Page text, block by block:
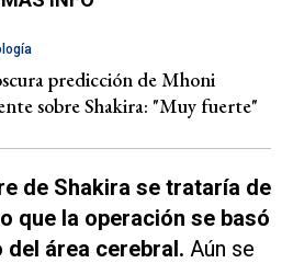
predicción de Mhoni
sobre Shakira: "Muy fuerte"
de Shakira se trataría de
que la operación se basó
área cerebral. Aún se